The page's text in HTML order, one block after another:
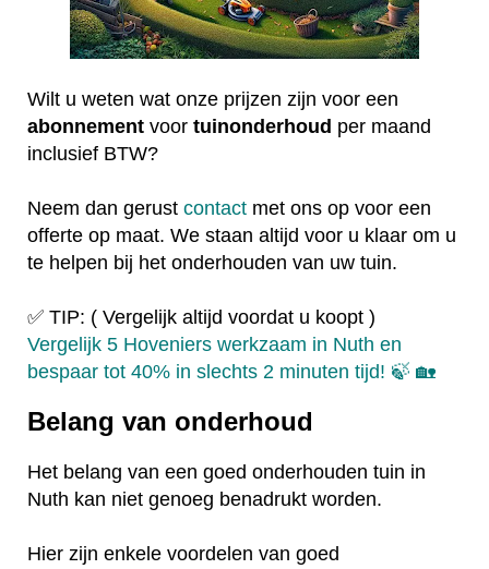
Wilt u weten wat onze prijzen zijn voor een
abonnement voor tuinonderhoud per maand
inclusief BTW?
Neem dan gerust contact met ons op voor een
offerte op maat. We staan altijd voor u klaar om u
te helpen bij het onderhouden van uw tuin.
✅ TIP: ( Vergelijk altijd voordat u koopt )
Vergelijk 5 Hoveniers werkzaam in Nuth en
bespaar tot 40% in slechts 2 minuten tijd! 🍃 🏡
Belang van onderhoud
Het belang van een goed onderhouden tuin in
Nuth kan niet genoeg benadrukt worden.
Hier zijn enkele voordelen van goed